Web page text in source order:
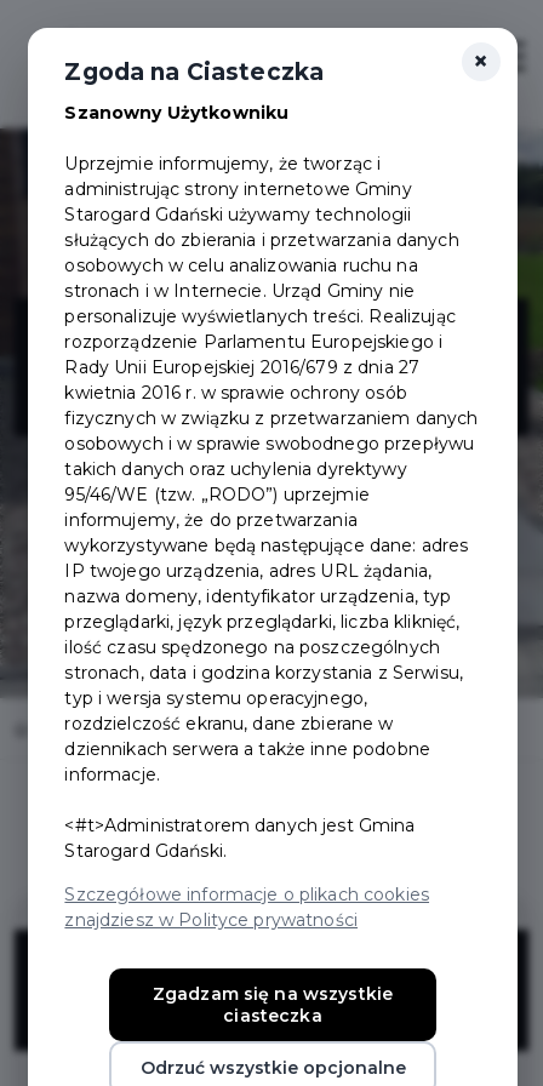
Sylwia
Wiśniewska
Home Oferty Sylwia Wiśniewska
10%
ZNIŻKI
×
Zgoda na Ciasteczka
Szanowny Użytkowniku
Uprzejmie informujemy, że tworząc i
administrując strony internetowe Gminy
Starogard Gdański używamy technologii
służących do zbierania i przetwarzania danych
osobowych w celu analizowania ruchu na
stronach i w Internecie. Urząd Gminy nie
personalizuje wyświetlanych treści. Realizując
rozporządzenie Parlamentu Europejskiego i
Rady Unii Europejskiej 2016/679 z dnia 27
kwietnia 2016 r. w sprawie ochrony osób
fizycznych w związku z przetwarzaniem danych
osobowych i w sprawie swobodnego przepływu
takich danych oraz uchylenia dyrektywy
95/46/WE (tzw. „RODO”) uprzejmie
informujemy, że do przetwarzania
wykorzystywane będą następujące dane: adres
IP twojego urządzenia, adres URL żądania,
nazwa domeny, identyfikator urządzenia, typ
przeglądarki, język przeglądarki, liczba kliknięć,
ilość czasu spędzonego na poszczególnych
stronach, data i godzina korzystania z Serwisu,
typ i wersja systemu operacyjnego,
rozdzielczość ekranu, dane zbierane w
dziennikach serwera a także inne podobne
informacje.
<#t>Administratorem danych jest Gmina
Starogard Gdański.
Szczegółowe informacje o plikach cookies
znajdziesz w Polityce prywatności
Zgadzam się na wszystkie
ciasteczka
Odrzuć wszystkie opcjonalne